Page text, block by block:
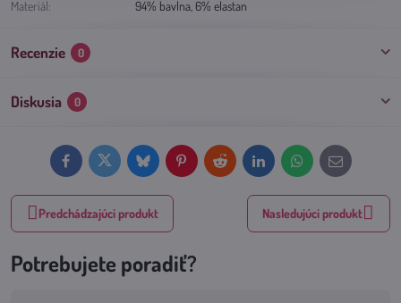
Materiál: 94% bavlna, 6% elastan
Recenzie 0
Diskusia 0
FacebookTwitter BlueskyPinterestReddit LinkedInWhatsApp
E-
mail
Predchádzajúci produkt Nasledujúci produkt
Potrebujete poradiť?